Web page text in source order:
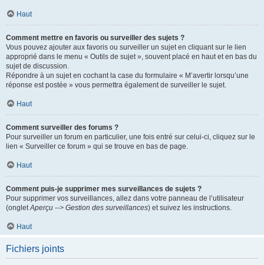
Haut
Comment mettre en favoris ou surveiller des sujets ?
Vous pouvez ajouter aux favoris ou surveiller un sujet en cliquant sur le lien
approprié dans le menu « Outils de sujet », souvent placé en haut et en bas du
sujet de discussion.
Répondre à un sujet en cochant la case du formulaire « M’avertir lorsqu’une
réponse est postée » vous permettra également de surveiller le sujet.
Haut
Comment surveiller des forums ?
Pour surveiller un forum en particulier, une fois entré sur celui-ci, cliquez sur le
lien « Surveiller ce forum » qui se trouve en bas de page.
Haut
Comment puis-je supprimer mes surveillances de sujets ?
Pour supprimer vos surveillances, allez dans votre panneau de l’utilisateur
(ongletAperçu --> Gestion des surveillances) et suivez les instructions.
Haut
Fichiers joints